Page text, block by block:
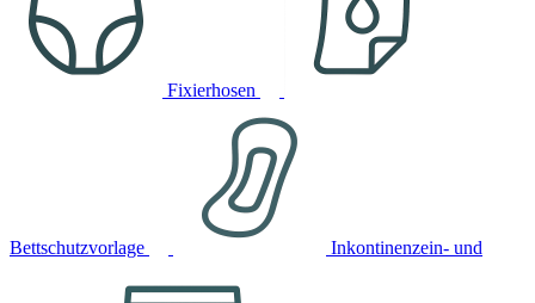
Fixierhosen
Bettschutzvorlage Inkontinenzein- und